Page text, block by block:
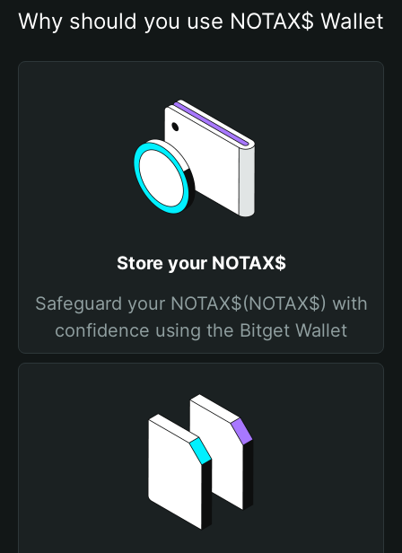
Why should you use NOTAX$ Wallet
Store your NOTAX$
Safeguard your NOTAX$(NOTAX$) with
confidence using the Bitget Wallet